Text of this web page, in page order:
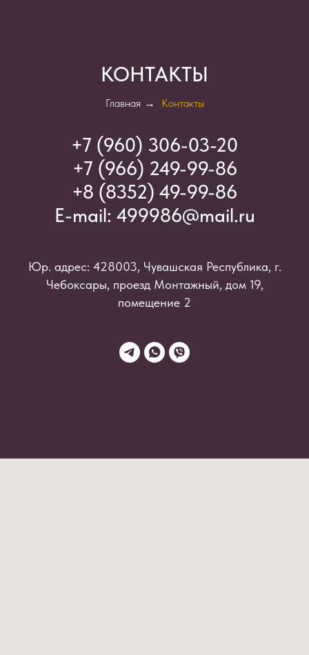
КОНТАКТЫ
Главная → Контакты
+7 (960) 306-03-20
+7 (966) 249-99-86
+8 (8352) 49-99-86
E-mail: 499986@mail.ru
Юр. адрес: 428003, Чувашская Республика, г.
Чебоксары, проезд Монтажный, дом 19,
помещение 2